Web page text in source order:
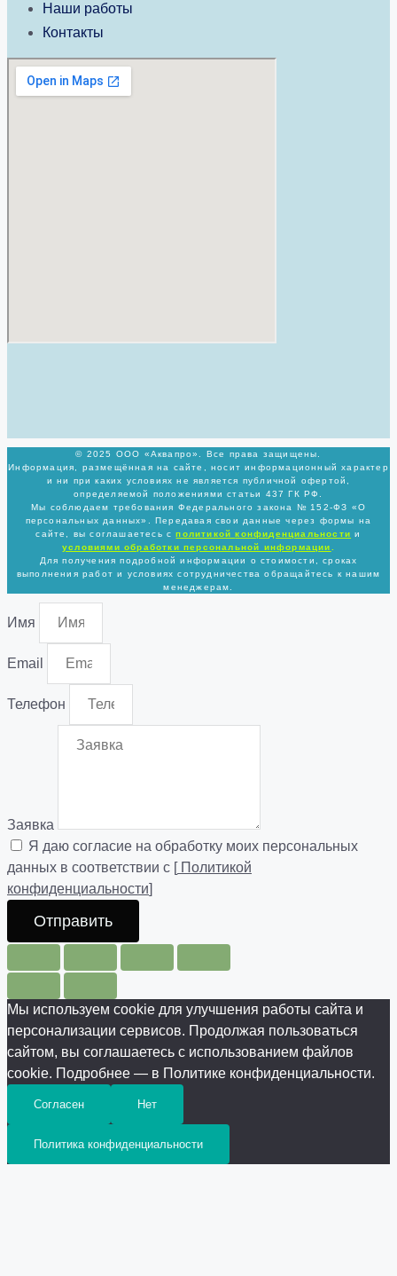
Наши работы
Контакты
© 2025 ООО «Аквапро». Все права защищены.
Информация, размещённая на сайте, носит информационный характер
и ни при каких условиях не является публичной офертой,
определяемой положениями статьи 437 ГК РФ.
Мы соблюдаем требования Федерального закона № 152-ФЗ «О
персональных данных». Передавая свои данные через формы на
сайте, вы соглашаетесь сполитикойконфиденциальности и
условиями обработки персональной информации
Для получения подробной информации о стоимости, сроках
выполнения работ и условиях сотрудничества обращайтесь к нашим
менеджерам.
Имя
Email
Телефон
Заявка
Я даю согласие на обработку моих персональных
данных в соответствии с [Политикой
конфиденциальности]
Отправить
Мы используем cookie для улучшения работы сайта и
персонализации сервисов. Продолжая пользоваться
сайтом, вы соглашаетесь с использованием файлов
cookie. Подробнее — в Политике конфиденциальности.
Согласен Нет
Политика конфиденциальности